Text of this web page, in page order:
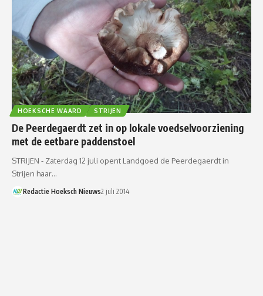
HOEKSCHE WAARD STRIJEN
​​De Peerdegaerdt zet in op lokale voedselvoorziening
met de eetbare paddenstoel
STRIJEN - Zaterdag 12 juli opent Landgoed de Peerdegaerdt in
Strijen haar…
Redactie Hoeksch Nieuws2 juli 2014